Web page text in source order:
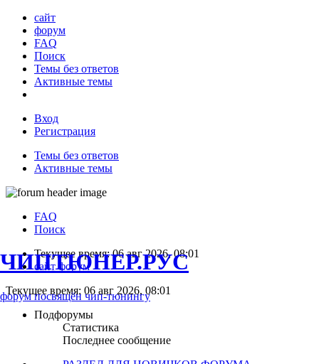
сайт
форум
FAQ
Поиск
Темы без ответов
Активные темы
Вход
Регистрация
Темы без ответов
Активные темы
ЧИПТЮНЕР.РУС
форум посвящён чип-тюнингу
FAQ
Поиск
Текущее время: 06 авг 2026, 08:01
сайт форум
Текущее время: 06 авг 2026, 08:01
Подфорумы
Статистика
Последнее сообщение